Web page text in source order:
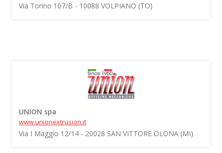
Via Torino 107/B - 10088 VOLPIANO (TO)
UNION spa
www.unionextrusion.it
Via I Maggio 12/14 - 20028 SAN VITTORE OLONA (MI)